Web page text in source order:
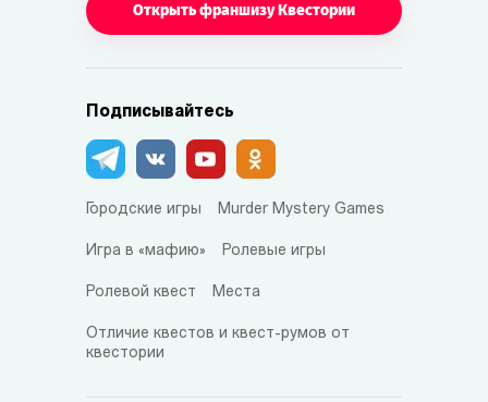
Открыть франшизу Квестории
Подписывайтесь
Городские игры Murder Mystery Games
Игра в «мафию» Ролевые игры
Ролевой квест Места
Отличие квестов и квест-румов от
квестории